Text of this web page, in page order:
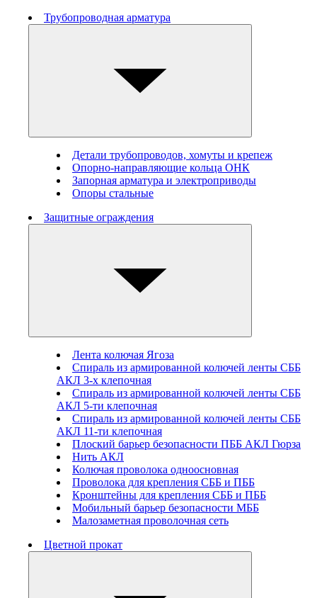
Трубопроводная арматура
Детали трубопроводов, хомуты и крепеж
Опорно-направляющие кольца ОНК
Запорная арматура и электроприводы
Опоры стальные
Защитные ограждения
Лента колючая Ягоза
Спираль из армированной колючей ленты СББ
АКЛ 3-х клепочная
Спираль из армированной колючей ленты СББ
АКЛ 5-ти клепочная
Спираль из армированной колючей ленты СББ
АКЛ 11-ти клепочная
Плоский барьер безопасности ПББ АКЛ Гюрза
Нить АКЛ
Колючая проволока одноосновная
Проволока для крепления СББ и ПББ
Кронштейны для крепления СББ и ПББ
Мобильный барьер безопасности МББ
Малозаметная проволочная сеть
Цветной прокат